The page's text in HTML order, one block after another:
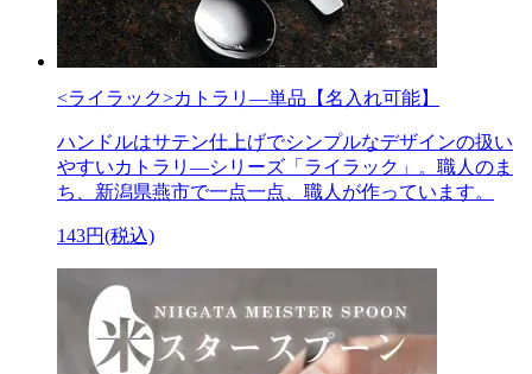
<ライラック>カトラリ―単品【名入れ可能】
ハンドルはサテン仕上げでシンプルなデザインの扱い
やすいカトラリ―シリーズ「ライラック」。職人のま
ち、新潟県燕市で一点一点、職人が作っています。
143円(税込)